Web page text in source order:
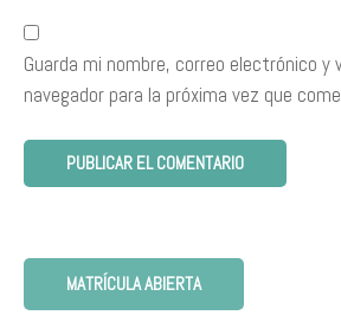
Guarda mi nombre, correo electrónico y
navegador para la próxima vez que
MATRÍCULA ABIERTA